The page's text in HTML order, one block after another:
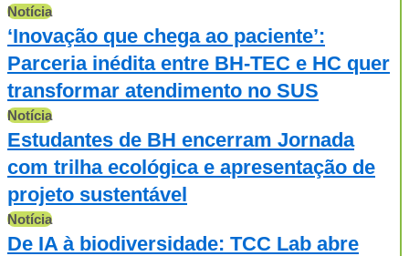
Notícia
‘Inovação que chega ao paciente’:
Parceria inédita entre BH-TEC e HC quer
transformar atendimento no SUS
Notícia
Estudantes de BH encerram Jornada
com trilha ecológica e apresentação de
projeto sustentável
Notícia
De IA à biodiversidade: TCC Lab abre